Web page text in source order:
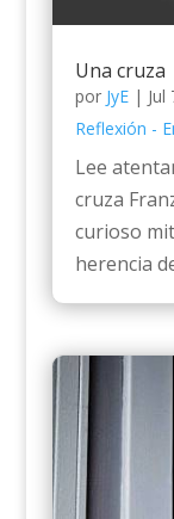
Una cruza
por JyE| Jul
Reflexión -
Lee
cruza
curioso
herencia